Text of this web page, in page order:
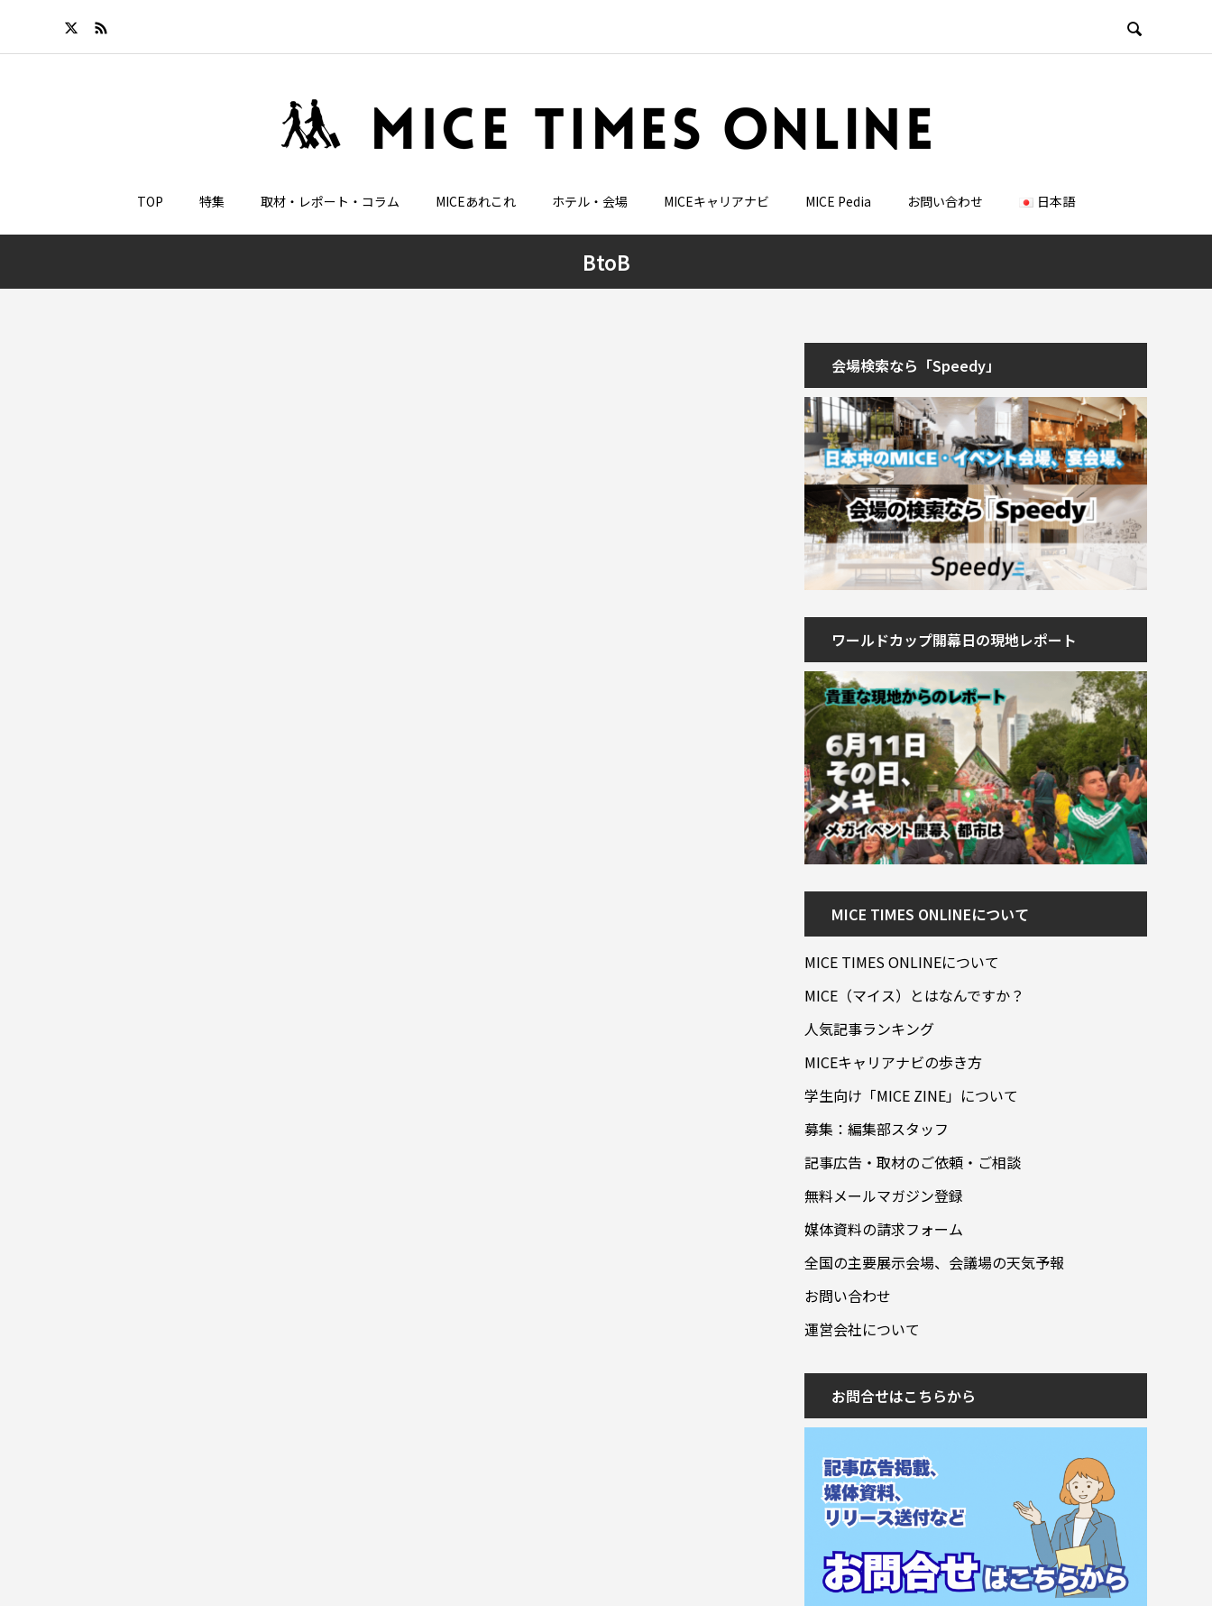

TOP 特集 取材・レポート・コラム MICEあれこれ ホテル・会場 MICEキャリアナビ MICE Pedia お問い合わせ 日本語
BtoB
会場検索なら「Speedy」
ワールドカップ開幕日の現地レポート
MICE TIMES ONLINEについて
MICE TIMES ONLINEについて
MICE（マイス）とはなんですか？
人気記事ランキング
MICEキャリアナビの歩き方
学生向け「MICE ZINE」について
募集：編集部スタッフ
記事広告・取材のご依頼・ご相談
無料メールマガジン登録
媒体資料の請求フォーム
全国の主要展示会場、会議場の天気予報
お問い合わせ
運営会社について
お問合せはこちらから